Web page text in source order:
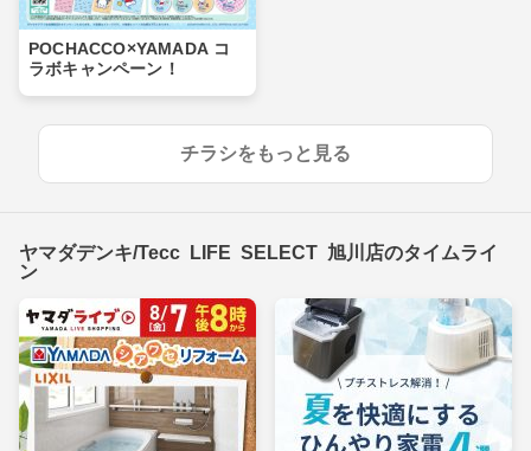
POCHACCO×YAMADA コ
ラボキャンペーン！
チラシをもっと見る
ヤマダデンキ/Tecc LIFE SELECT 旭川店のタイムライ
ン